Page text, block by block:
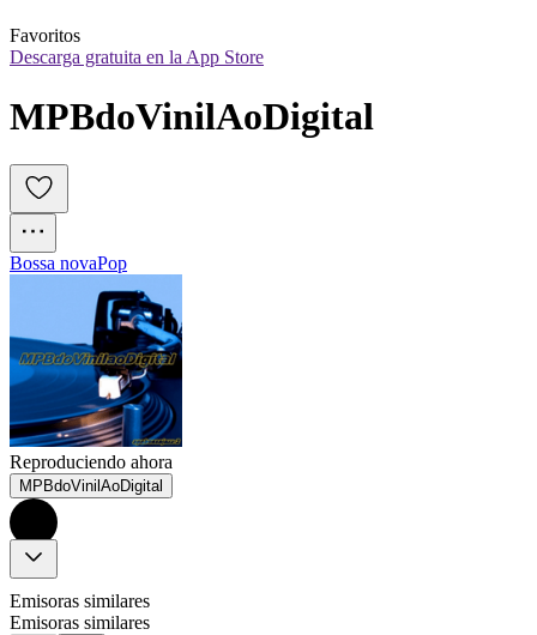
Favoritos
Descarga gratuita en la App Store
MPBdoVinilAoDigital
Bossa novaPop
Reproduciendo ahora
MPBdoVinilAoDigital
Emisoras similares
Emisoras similares